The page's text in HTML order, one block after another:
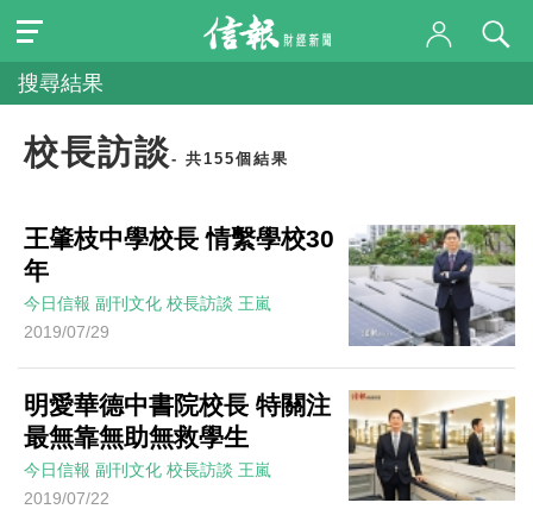
搜尋結果
校長訪談- 共155個結果
王肇枝中學校長 情繫學校30
年
今日信報 副刊文化 校長訪談 王嵐
2019/07/29
明愛華德中書院校長 特關注
最無靠無助無救學生
今日信報 副刊文化 校長訪談 王嵐
2019/07/22